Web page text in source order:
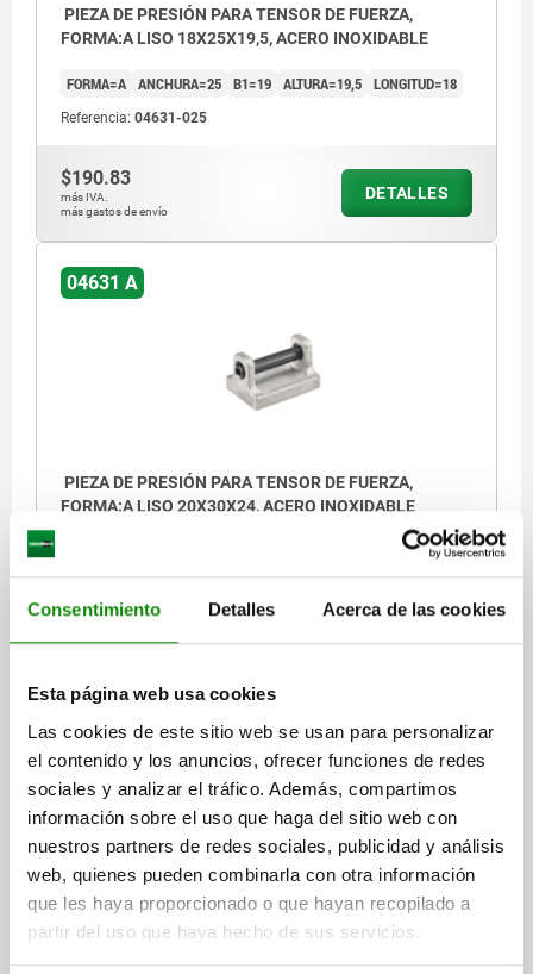
Consentimiento Detalles Acerca de las cookies
Esta página web usa cookies
Las cookies de este sitio web se usan para personalizar
el contenido y los anuncios, ofrecer funciones de redes
sociales y analizar el tráfico. Además, compartimos
información sobre el uso que haga del sitio web con
nuestros partners de redes sociales, publicidad y análisis
web, quienes pueden combinarla con otra información
que les haya proporcionado o que hayan recopilado a
partir del uso que haya hecho de sus servicios.
PIEZA DE PRESIÓN PARA TENSOR DE FUERZA,
FORMA:A LISO 18X25X19,5, ACERO INOXIDABLE
FORMA=A ANCHURA=25 B1=19 ALTURA=19,5 LONGITUD=18
Referencia: 04631-025
$190.83
más IVA.
más gastos de envío
DETALLES
04631 A
PIEZA DE PRESIÓN PARA TENSOR DE FUERZA,
FORMA:A LISO 20X30X24, ACERO INOXIDABLE
LONGITUD=20
$198.06
04631 A